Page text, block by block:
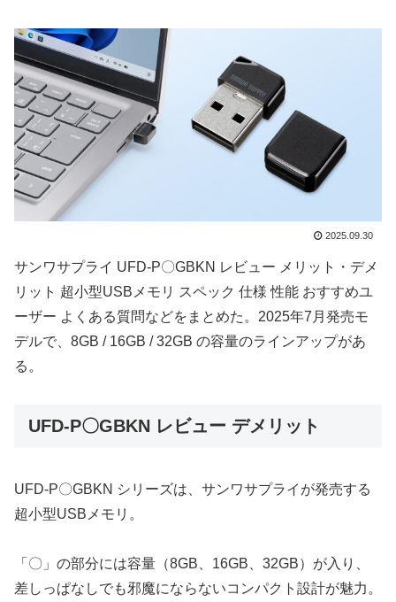
2025.09.30
サンワサプライ UFD-P〇GBKN レビュー メリット・デメ
リット 超小型USBメモリ スペック 仕様 性能 おすすめユ
ーザー よくある質問などをまとめた。2025年7月発売モ
デルで、8GB / 16GB / 32GB の容量のラインアップがあ
る。
UFD-P〇GBKN レビュー デメリット
UFD-P〇GBKN シリーズは、サンワサプライが発売する
超小型USBメモリ。
「〇」の部分には容量（8GB、16GB、32GB）が入り、
差しっぱなしでも邪魔にならないコンパクト設計が魅力。